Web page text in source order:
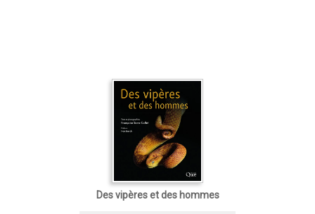
Des vipères et des hommes